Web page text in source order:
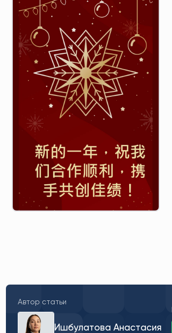
Автор статьи
Ишбулатова Анастасия